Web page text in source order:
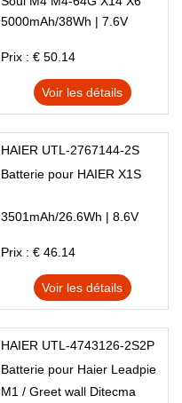
5000mAh/38Wh | 7.6V
Prix : € 50.14
Voir les détails
HAIER UTL-2767144-2S
Batterie pour HAIER X1S
3501mAh/26.6Wh | 8.6V
Prix : € 46.14
Voir les détails
HAIER UTL-4743126-2S2P
Batterie pour Haier Leadpie
M1 / Greet wall Ditecma